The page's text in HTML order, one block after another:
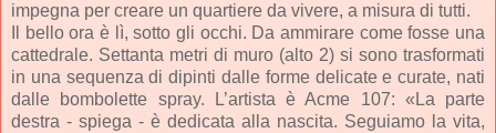
impegna per creare un quartiere da vivere, a misura di tutti.
Il bello ora è lì, sotto gli occhi. Da ammirare come fosse una
cattedrale. Settanta metri di muro (alto 2) si sono trasformati
in una sequenza di dipinti dalle forme delicate e curate, nati
dalle bombolette spray. L’artista è Acme 107: «La parte
destra - spiega - è dedicata alla nascita. Seguiamo la vita,